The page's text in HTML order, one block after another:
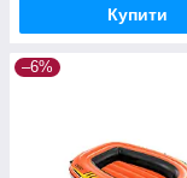
Купити
–6%